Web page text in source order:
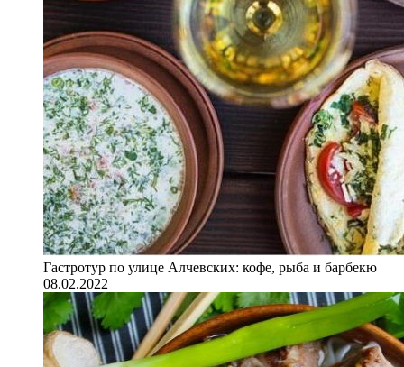
Гастротур по улице Алчевских: кофе, рыба и барбекю
08.02.2022